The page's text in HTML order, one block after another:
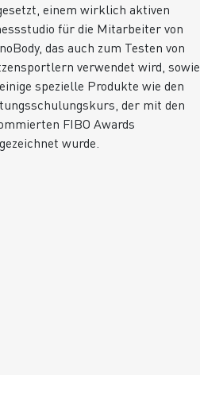
einem wirklich aktiven
für die Mitarbeiter von
das auch zum Testen von
verwendet wird, sowie
spezielle Produkte wie den
der mit den
FIBO Awards
wurde.